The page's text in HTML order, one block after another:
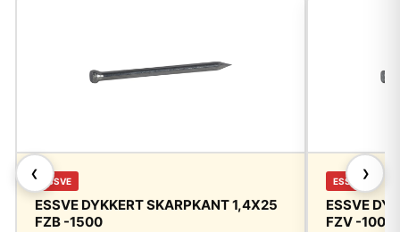
❮
ESSVE
ESSVE DYKKERT SKARPKANT 1,4X25
FZB -1500
ESSVE
ESSVE
FZV -1000
❯